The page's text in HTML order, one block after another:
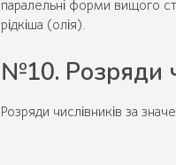
паралельні форми вищого
рідкіша (олія).
№10. Розряди
Розряди числівників за